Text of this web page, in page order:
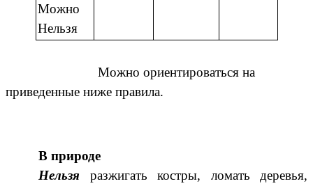
Можно
Нельзя
Можно ориентироваться на
приведенные ниже правила.
В природе
Нельзя
разжигать костры, ломать деревья,